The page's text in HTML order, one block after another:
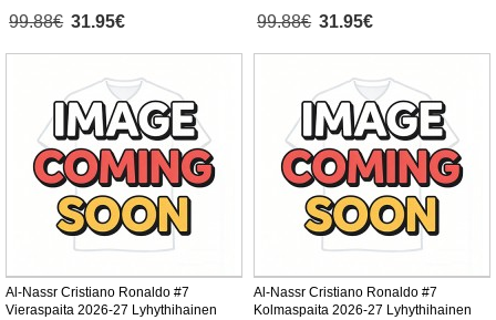
99.88€ 31.95€ 99.88€ 31.95€
Al-Nassr Cristiano Ronaldo #7
Vieraspaita 2026-27 Lyhythihainen
Al-Nassr Cristiano Ronaldo #7
Kolmaspaita 2026-27 Lyhythihainen